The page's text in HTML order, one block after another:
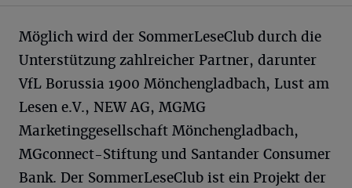
Möglich wird der SommerLeseClub durch die
Unterstützung zahlreicher Partner, darunter
VfL Borussia 1900 Mönchengladbach, Lust am
Lesen e.V., NEW AG, MGMG
Marketinggesellschaft Mönchengladbach,
MGconnect-Stiftung und Santander Consumer
Bank. Der SommerLeseClub ist ein Projekt der